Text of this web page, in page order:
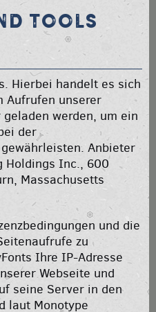
TOOLS
Hierbei handelt es sich
Aufrufen unserer
werden, um ein
der
Anbieter
Holdings Inc., 600
Massachusetts
und die
zu
Ihre IP-Adresse
Webseite und
seine Server in den
laut Monotype